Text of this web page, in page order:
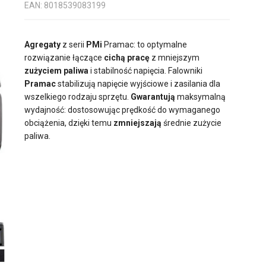
EAN: 8018539083199
Agregaty z serii PMi Pramac: to optymalne
rozwiązanie łączące cichą pracę z mniejszym
zużyciem paliwa i stabilność napięcia. Falowniki
Pramacstabilizują napięcie wyjściowe i zasilania dla
wszelkiego rodzaju sprzętu. Gwarantują maksymalną
wydajność: dostosowując prędkość do wymaganego
obciążenia, dzięki temu zmniejszają średnie zużycie
paliwa.